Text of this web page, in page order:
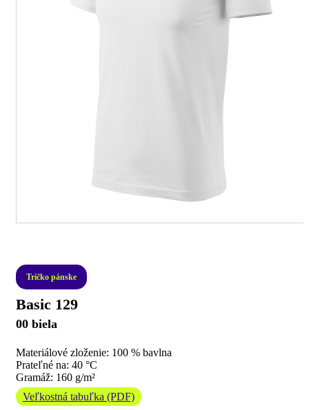
Tričko pánske
Basic 129
00 biela
Materiálové zloženie: 100 % bavlna
Prateľné na: 40 °C
Gramáž: 160 g/m²
Veľkostná tabuľka (PDF)